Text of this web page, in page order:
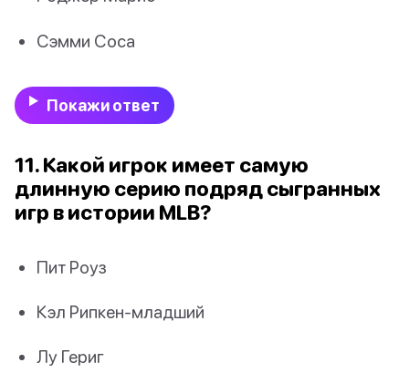
Сэмми Соса
Покажи ответ
11. Какой игрок имеет самую
длинную серию подряд сыгранных
игр в истории MLB?
Пит Роуз
Кэл Рипкен-младший
Лу Гериг